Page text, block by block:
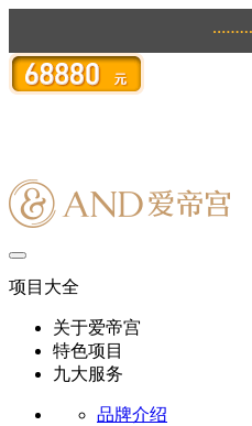
项目大全
关于爱帝宫
特色项目
九大服务
品牌介绍